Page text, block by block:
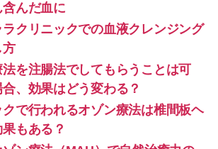
んだ血に
クリニックでの血液クレンジング
方
を注腸法でしてもらうことは可
、効果はどう変わる？
で行われるオゾン療法は椎間板ヘ
もある？